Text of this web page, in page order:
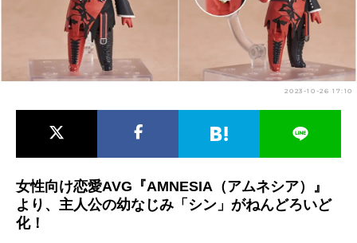
今期アニメ曜日別一覧
春アニメ 夏アニメ
男性声優/女性声優一覧
2023-10-26 17:10
女性向け恋愛AVG『AMNESIA（アムネシア）』
より、主人公の幼なじみ「シン」がねんどろいど
化！